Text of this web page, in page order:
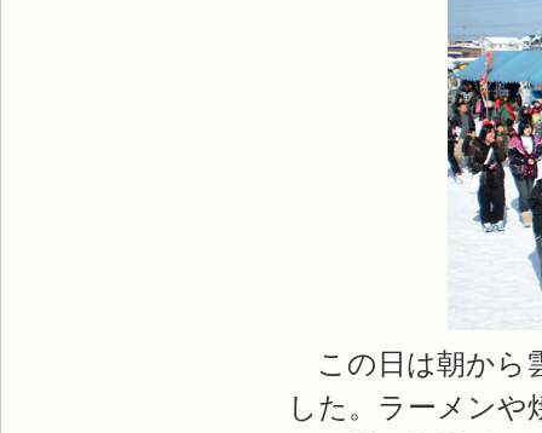
この日は朝から
した。ラーメンや